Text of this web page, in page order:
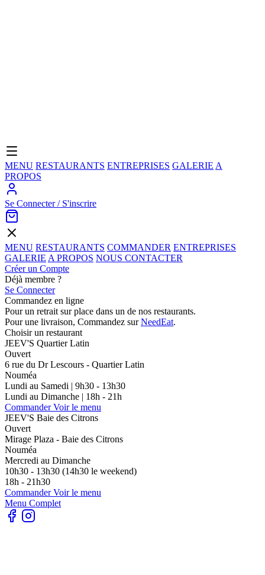
MENU RESTAURANTS ENTREPRISES GALERIE A
PROPOS
Se Connecter / S'inscrire
MENU RESTAURANTS COMMANDER ENTREPRISES
GALERIE A PROPOS NOUS CONTACTER
Créer un Compte
Déjà membre ?
Se Connecter
Commandez en ligne
Pour un retrait sur place dans un de nos restaurants.
Pour une livraison, Commandez surNeedEat.
Choisir un restaurant
JEEV'S Quartier Latin
Ouvert
6 rue du Dr Lescours - Quartier Latin
Nouméa
Lundi au Samedi | 9h30 - 13h30
Lundi au Dimanche | 18h - 21h
CommanderVoir le menu
JEEV'S Baie des Citrons
Ouvert
Mirage Plaza - Baie des Citrons
Nouméa
Mercredi au Dimanche
10h30 - 13h30 (14h30 le weekend)
18h - 21h30
CommanderVoir le menu
Menu Complet